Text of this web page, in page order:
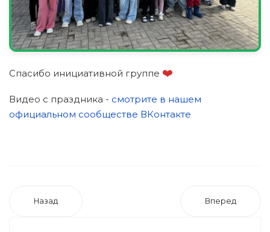
Спасибо инициативной группе ❤️
Видео с праздника - смотрите в нашем
официальном сообществе ВКонтакте
Назад Вперед